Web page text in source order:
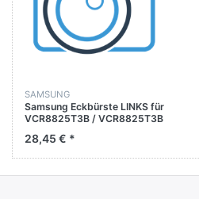
SAMSUNG
Samsung Eckbürste LINKS für
VCR8825T3B / VCR8825T3B
VCR8825T3R
28,45 € *